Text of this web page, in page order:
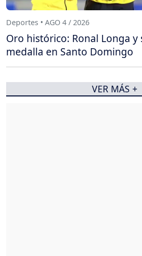
Deportes • AGO 4 / 2026
Oro histórico: Ronal Longa y
medalla en Santo Domingo
VER MÁS +